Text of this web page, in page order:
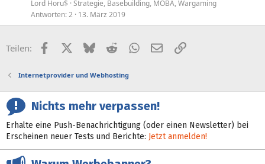
Lord Horu$ Strategie, Basebuilding, MOBA, Wargaming
Antworten 2 13. März 2019
Teilen: FacebookX (Twitter)
BlueskyRedditWhatsApp
E-MailLink
Internetprovider und Webhosting
Nichts mehr verpassen!
Erhalte eine Push-Benachrichtigung (oder einen Newsletter) bei
Erscheinen neuer Tests und Berichte: Jetzt anmelden!